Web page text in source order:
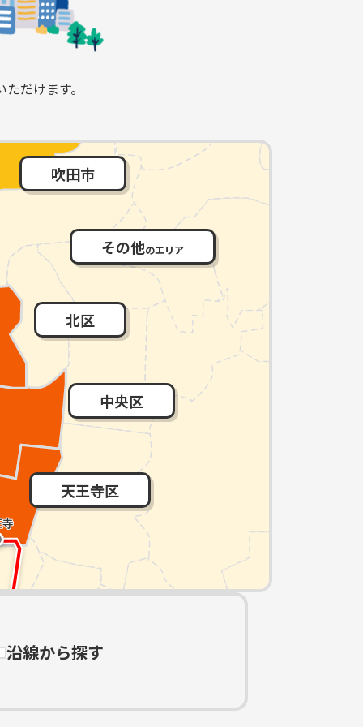
だけます。
吹田市
その他のエリア
北区
中央区
天王寺区
沿線から探す